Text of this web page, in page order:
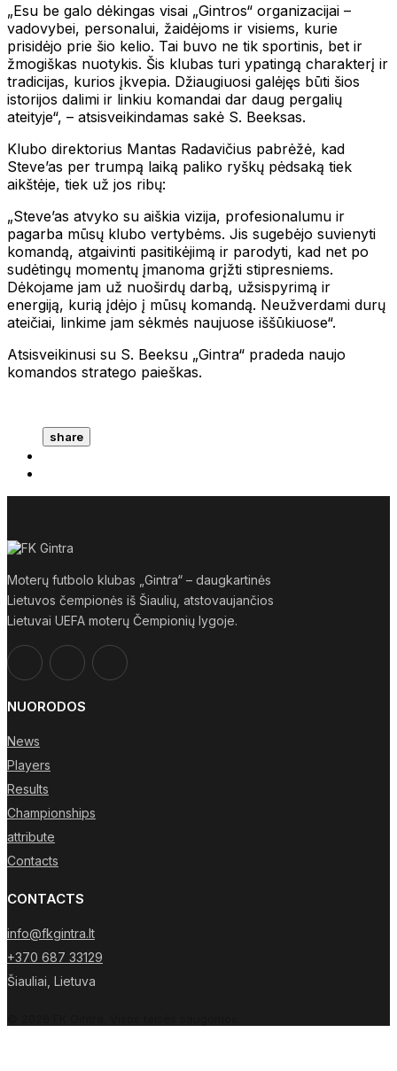
„Esu be galo dėkingas visai „Gintros“ organizacijai –
vadovybei, personalui, žaidėjoms ir visiems, kurie
prisidėjo prie šio kelio. Tai buvo ne tik sportinis, bet ir
žmogiškas nuotykis. Šis klubas turi ypatingą charakterį ir
tradicijas, kurios įkvepia. Džiaugiuosi galėjęs būti šios
istorijos dalimi ir linkiu komandai dar daug pergalių
ateityje“, – atsisveikindamas sakė S. Beeksas.
Klubo direktorius Mantas Radavičius pabrėžė, kad
Steve’as per trumpą laiką paliko ryškų pėdsaką tiek
aikštėje, tiek už jos ribų:
„Steve’as atvyko su aiškia vizija, profesionalumu ir
pagarba mūsų klubo vertybėms. Jis sugebėjo suvienyti
komandą, atgaivinti pasitikėjimą ir parodyti, kad net po
sudėtingų momentų įmanoma grįžti stipresniems.
Dėkojame jam už nuoširdų darbą, užsispyrimą ir
energiją, kurią įdėjo į mūsų komandą. Neužverdami durų
ateičiai, linkime jam sėkmės naujuose iššūkiuose“.
Atsisveikinusi su S. Beeksu „Gintra“ pradeda naujo
komandos stratego paieškas.
share
Moterų futbolo klubas „Gintra“ – daugkartinės
Lietuvos čempionės iš Šiaulių, atstovaujančios
Lietuvai UEFA moterų Čempionių lygoje.
NUORODOS
News
Players
Results
Championships
attribute
Contacts
CONTACTS
info@fkgintra.lt
+370 687 33129
Šiauliai, Lietuva